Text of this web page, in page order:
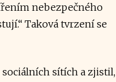
nebezpečného
Taková tvrzení se
sítích a zjistil,